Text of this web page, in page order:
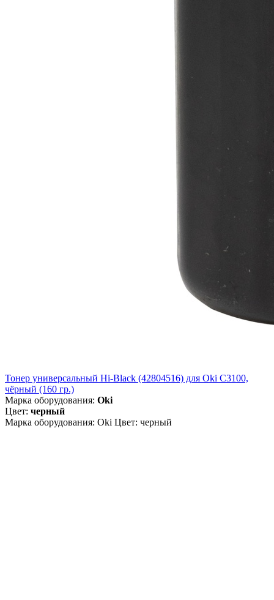
Тонер универсальный Hi-Black (42804516) для Oki С3100,
чёрный (160 гр.)
Марка оборудования: Oki
Цвет: черный
Марка оборудования: Oki Цвет: черный